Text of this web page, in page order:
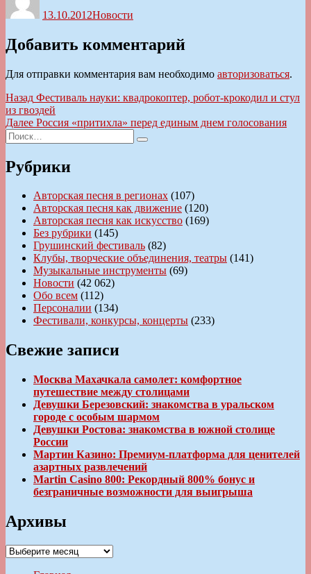
13.10.2012Новости
Добавить комментарий
Для отправки комментария вам необходимо авторизоваться.
Навигация
по
записям
Назад Предыдущая
запись:
Фестиваль науки: квадрокоптер, робот-крокодил и стул
из гвоздей
Далее Следующая
Россия «притихла» перед единым днем голосования
Искать:
Поиск
Рубрики
Авторская песня в регионах (107)
Авторская песня как движение (120)
Авторская песня как искусство (169)
Без рубрики (145)
Грушинский фестиваль (82)
Клубы, творческие объединения, театры (141)
Музыкальные инструменты (69)
Новости (42 062)
Обо всем (112)
Персоналии (134)
Фестивали, конкурсы, концерты (233)
Свежие записи
Москва Махачкала самолет: комфортное
путешествие между столицами
Девушки Березовский: знакомства в уральском
городе с особым шармом
Девушки Ростова: знакомства в южной столице
России
Мартин Казино: Премиум-платформа для ценителей
азартных развлечений
Martin Casino 800: Рекордный 800% бонус и
безграничные возможности для выигрыша
Архивы
Архивы